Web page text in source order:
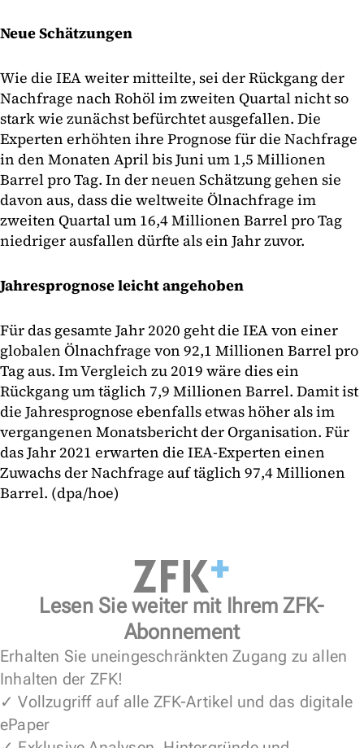
Neue Schätzungen
Wie die IEA weiter mitteilte, sei der Rückgang der
Nachfrage nach Rohöl im zweiten Quartal nicht so
stark wie zunächst befürchtet ausgefallen. Die
Experten erhöhten ihre Prognose für die Nachfrage
in den Monaten April bis Juni um 1,5 Millionen
Barrel pro Tag. In der neuen Schätzung gehen sie
davon aus, dass die weltweite Ölnachfrage im
zweiten Quartal um 16,4 Millionen Barrel pro Tag
niedriger ausfallen dürfte als ein Jahr zuvor.
Jahresprognose leicht angehoben
Für das gesamte Jahr 2020 geht die IEA von einer
globalen Ölnachfrage von 92,1 Millionen Barrel pro
Tag aus. Im Vergleich zu 2019 wäre dies ein
Rückgang um täglich 7,9 Millionen Barrel. Damit ist
die Jahresprognose ebenfalls etwas höher als im
vergangenen Monatsbericht der Organisation. Für
das Jahr 2021 erwarten die IEA-Experten einen
Zuwachs der Nachfrage auf täglich 97,4 Millionen
Barrel. (dpa/hoe)
Lesen Sie weiter mit Ihrem ZFK-
Abonnement
Erhalten Sie uneingeschränkten Zugang zu allen
Inhalten der ZFK!
✓ Vollzugriff auf alle ZFK-Artikel und das digitale
ePaper